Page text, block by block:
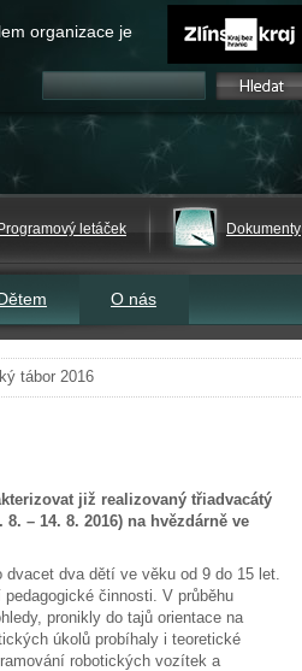
organizace je
Programový letáček Dokumenty
O nás
tábor 2016
již realizovaný třiadvacátý
– 14. 8. 2016) na hvězdárně ve
dva dětí ve věku od 9 do 15 let.
činnosti. V průběhu
pronikly do tajů orientace na
úkolů probíhaly i teoretické
robotických vozítek a